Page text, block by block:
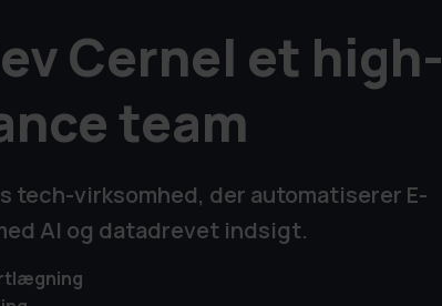
Cernel et high-
team
tech-virksomhed, der automatiserer E-
AI og datadrevet indsigt.